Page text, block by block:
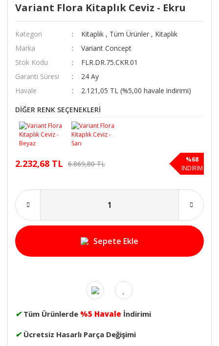
Variant Flora Kitaplık Ceviz - Ekru
Kategori Kitaplık , Tüm Ürünler , Kitaplık
Marka
Variant Concept
Stok Kodu
FLR.DR.75.CKR.01
Garanti Süresi
24 Ay
Havale
2.121,05 TL (%5,00 havale indirimi)
DİĞER RENK SEÇENEKLERİ
2.232,68 TL 6.869,80 TL
%68
İNDİRİM
Sepete Ekle
✔ Tüm Ürünlerde %5 Havale İndirimi
✔ Ücretsiz Hasarlı Parça Değişimi